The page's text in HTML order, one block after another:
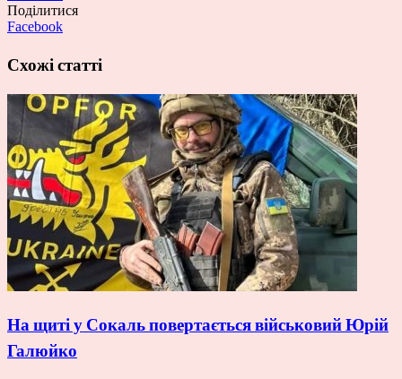
Поділитися
Facebook
Схожі статті
На щиті у Сокаль повертається військовий Юрій
Галюйко